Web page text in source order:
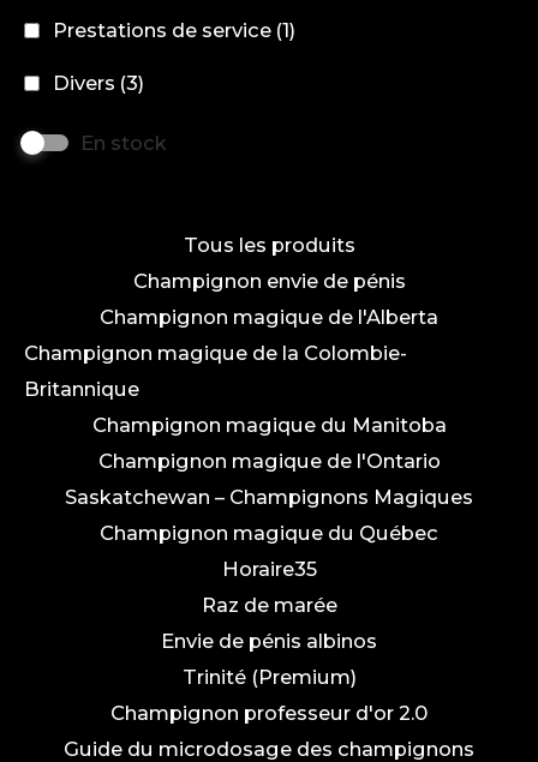
Prestations de service (1)
Divers (3)
En stock
Tous les produits
Champignon envie de pénis
Champignon magique de l'Alberta
Champignon magique de la Colombie-
Britannique
Champignon magique du Manitoba
Champignon magique de l'Ontario
Saskatchewan – Champignons Magiques
Champignon magique du Québec
Horaire35
Raz de marée
Envie de pénis albinos
Trinité (Premium)
Champignon professeur d'or 2.0
Guide du microdosage des champignons